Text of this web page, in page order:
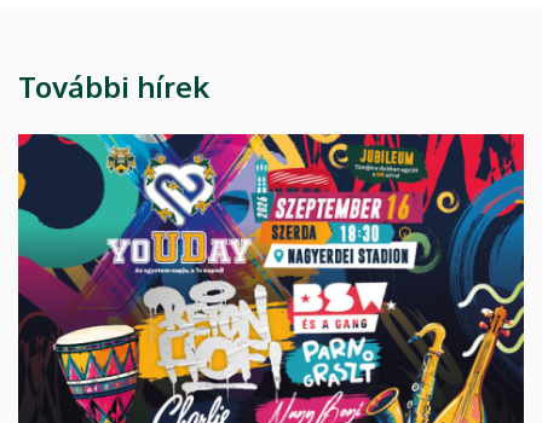
További hírek